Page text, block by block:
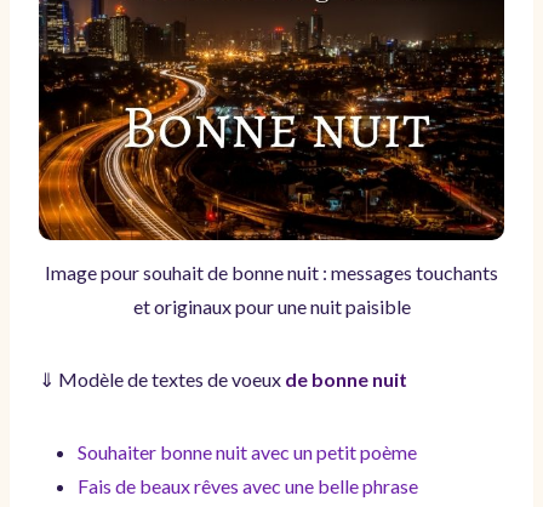
Image pour souhait de bonne nuit : messages touchants
et originaux pour une nuit paisible
⇓ Modèle de textes de voeux de bonne nuit
Souhaiter bonne nuit avec un petit poème
Fais de beaux rêves avec une belle phrase